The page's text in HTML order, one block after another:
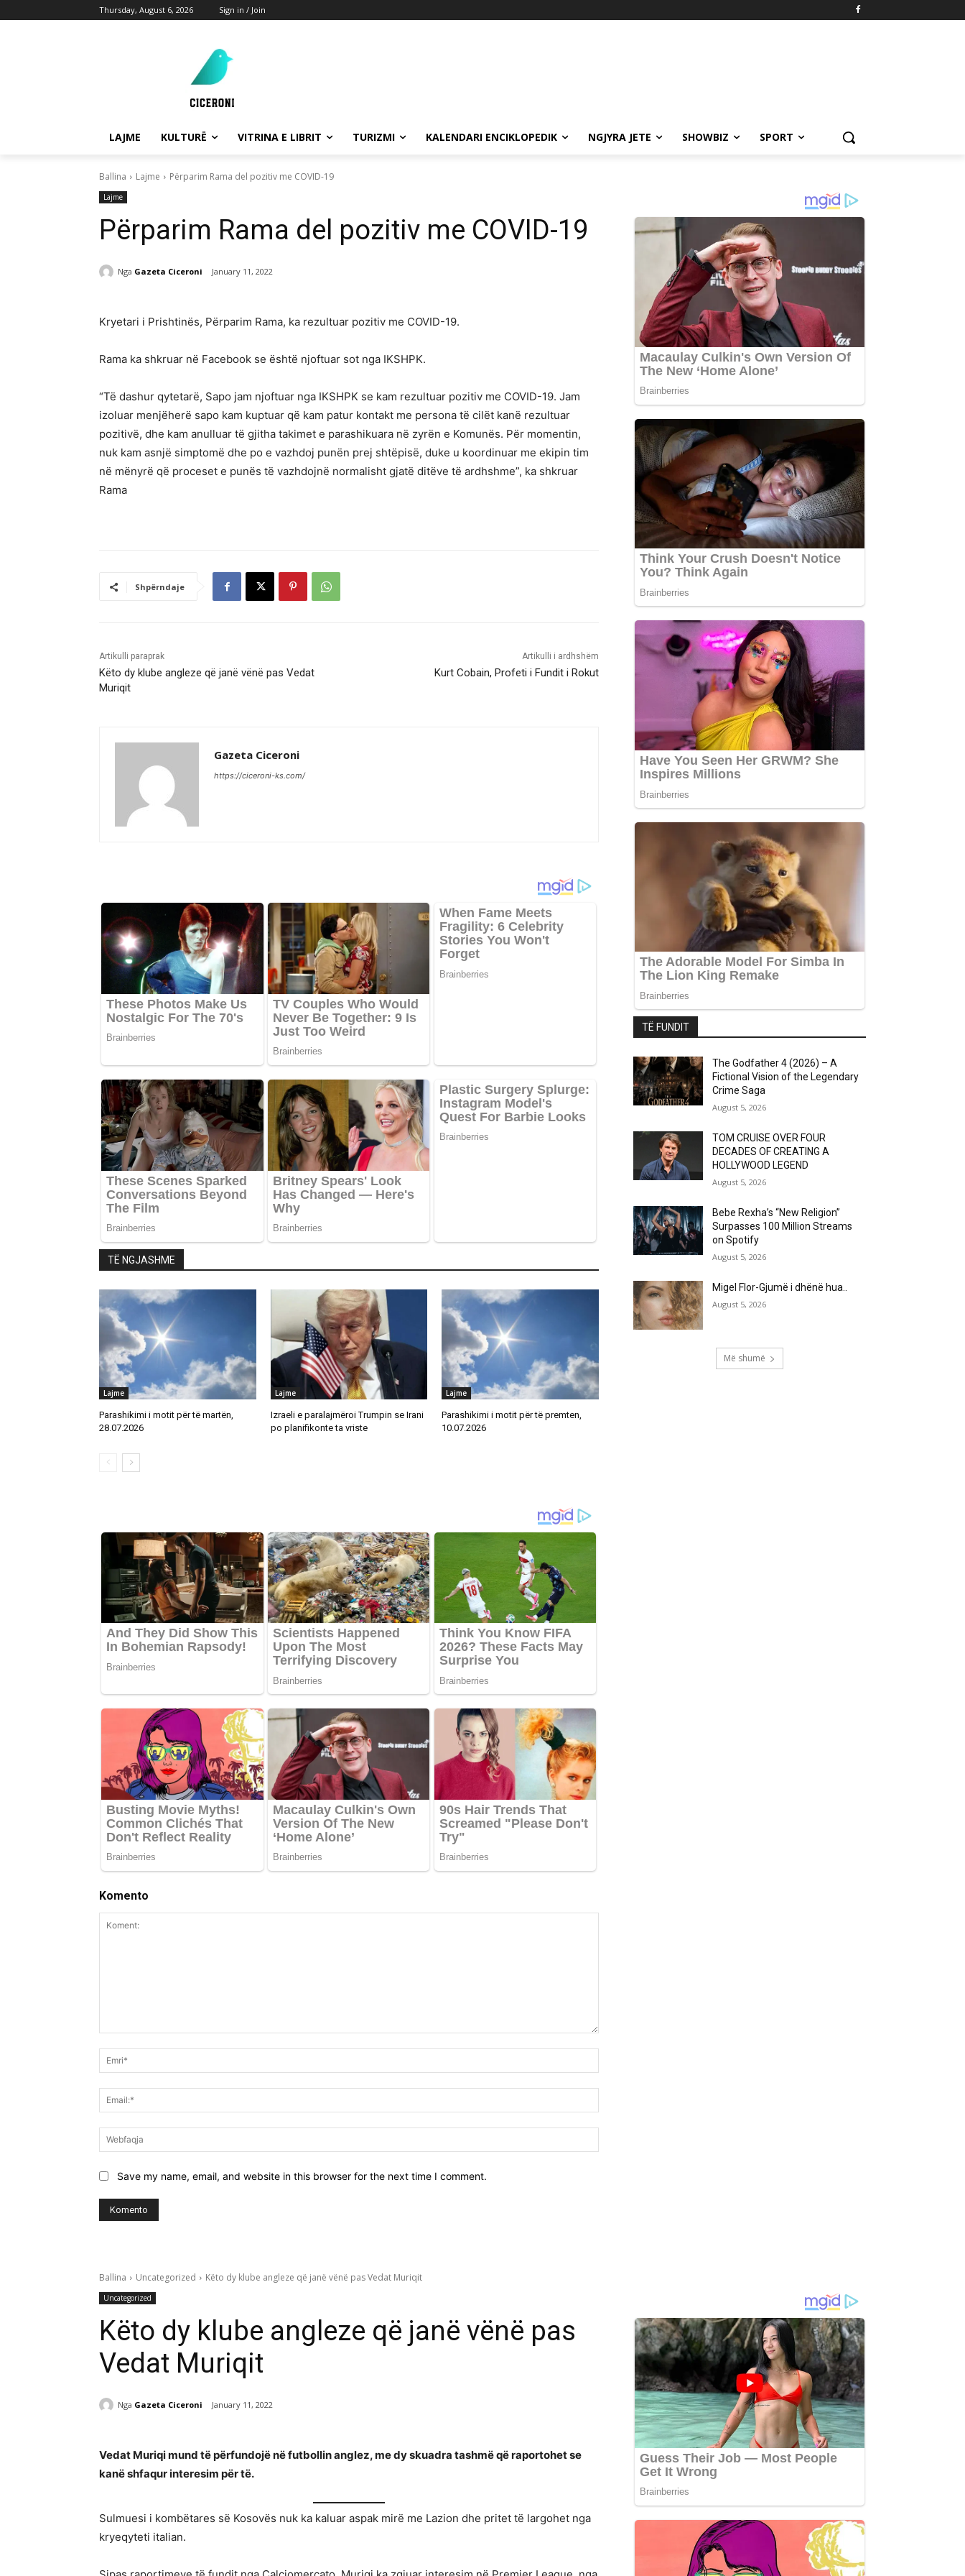
Thursday, August 6, 2026 Sign in / Join
LAJME KULTURË VITRINA E LIBRIT TURIZMI KALENDARI ENCIKLOPEDIK NGJYRA JETE SHOWBIZ SPORT
Ballina Lajme Përparim Rama del pozitiv me COVID-19
Lajme
Përparim Rama del pozitiv me COVID-19
Nga Gazeta Ciceroni January 11, 2022
Kryetari i Prishtinës, Përparim Rama, ka rezultuar pozitiv me COVID-19.
Rama ka shkruar në Facebook se është njoftuar sot nga IKSHPK.
“Të dashur qytetarë, Sapo jam njoftuar nga IKSHPK se kam rezultuar pozitiv me COVID-19. Jam
izoluar menjëherë sapo kam kuptuar që kam patur kontakt me persona të cilët kanë rezultuar
pozitivë, dhe kam anulluar të gjitha takimet e parashikuara në zyrën e Komunës. Për momentin,
nuk kam asnjë simptomë dhe po e vazhdoj punën prej shtëpisë, duke u koordinuar me ekipin tim
në mënyrë që proceset e punës të vazhdojnë normalisht gjatë ditëve të ardhshme”, ka shkruar
Rama
Shpërndaje
Artikulli paraprak
Këto dy klube angleze që janë vënë pas Vedat
Muriqit
Artikulli i ardhshëm
Kurt Cobain, Profeti i Fundit i Rokut
Gazeta Ciceroni
https://ciceroni-ks.com/
TË NGJASHME
Lajme
Parashikimi i motit për të martën,
28.07.2026
Lajme
Izraeli e paralajmëroi Trumpin se Irani
po planifikonte ta vriste
Lajme
Parashikimi i motit për të premten,
10.07.2026
Komento
Save my name, email, and website in this browser for the next time I comment.
TË FUNDIT
The Godfather 4 (2026) – A
Fictional Vision of the Legendary
Crime Saga
August 5, 2026
TOM CRUISE OVER FOUR
DECADES OF CREATING A
HOLLYWOOD LEGEND
August 5, 2026
Bebe Rexha’s “New Religion”
Surpasses 100 Million Streams
on Spotify
August 5, 2026
Migel Flor-Gjumë i dhënë hua..
August 5, 2026
Më shumë